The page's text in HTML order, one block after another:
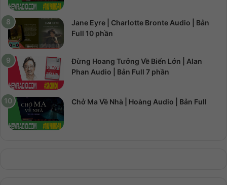
Jane Eyre | Charlotte Bronte Audio | Bản
Full 10 phần
Đừng Hoang Tưởng Về Biển Lớn | Alan
Phan Audio | Bản Full 7 phần
Chở Ma Về Nhà | Hoàng Audio | Bản Full